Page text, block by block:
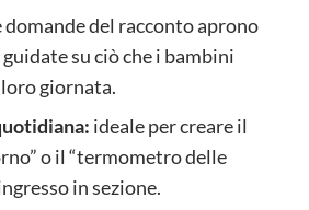
domande del racconto aprono
su ciò che i bambini
giornata.
ideale per creare il
o il “termometro delle
in sezione.